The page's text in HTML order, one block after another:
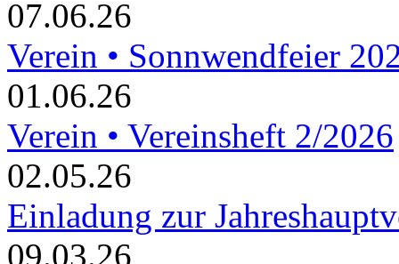
07.06.26
Verein • Sonnwendfeier
01.06.26
Verein • Vereinsheft 2/2026
02.05.26
Einladung zur
09.03.26